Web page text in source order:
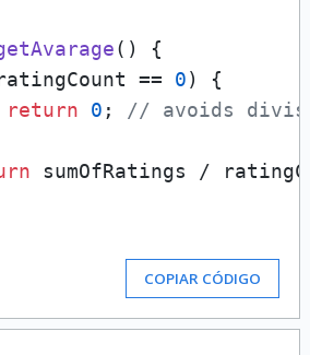
()
{
== 0) {
return
0 ; // avoids
sumOfRatings /
COPIAR CÓDIGO